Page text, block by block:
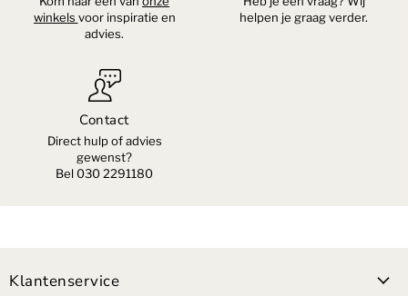
winkels voor inspiratie en
advies.
helpen je graag verder.
Contact
Direct hulp of advies
gewenst?
Bel 030 2291180
Klantenservice